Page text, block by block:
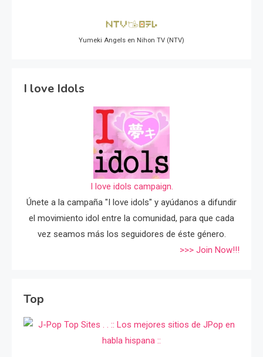
Yumeki Angels en Nihon TV (NTV)
I love Idols
I love idols campaign.
Únete a la campaña "I love idols" y ayúdanos a difundir
el movimiento idol entre la comunidad, para que cada
vez seamos más los seguidores de éste género.
>>> Join Now!!!
Top